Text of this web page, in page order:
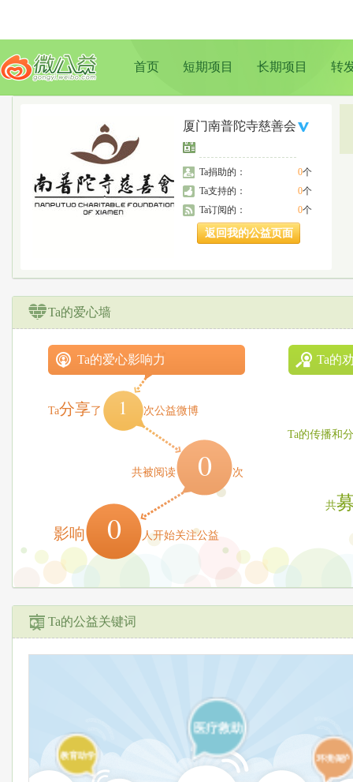
首页 短期项目 长期项目 转
厦门南普陀寺慈善会
0个
Ta捐助的：
0个
Ta支持的：
0个
Ta订阅的：
返回我的公益页面
Ta的爱心墙
Ta的爱心影响力
Ta分享了 1 次公益微博
共被阅读 0 次
影响 0 人开始关注公益
Ta的
Ta的传播和
共
Ta的公益关键词
环境保护
医疗救助
教育助学